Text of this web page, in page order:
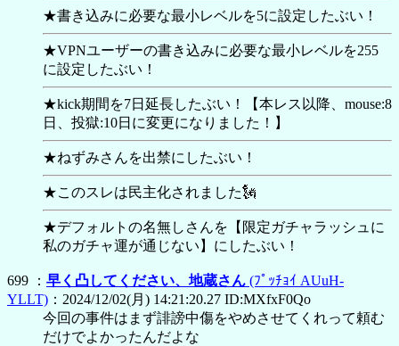
★書き込みに必要な最小レベルを5に設定したぶい！
★VPNユーザーの書き込みに必要な最小レベルを255
に設定したぶい！
★kick期間を7日延長したぶい！【本レス以降、mouse:8
日、投獄:10日に変更になりました！】
★ねずみさんを出禁にしたぶい！
★このスレは民主化されました🗽
★デフォルトの名無しさんを【 限定ガチャラッシュに
私のガチャ運が通じない】にしたぶい！
699 ： 早く凸してください、地蔵さん (ﾌﾟｯﾁｮｲ AUuH-
YLLT) ：2024/12/02(月) 14:21:20.27 ID:MXfxF0Qo
今回の事件はまず誹謗中傷をやめさせてくれって頼む
だけでよかったんだよな